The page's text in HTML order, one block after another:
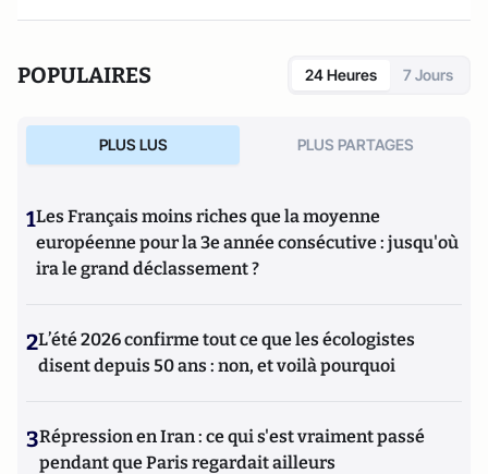
POPULAIRES 24 Heures 7 Jours
PLUS LUS PLUS PARTAGES
1Les Français moins riches que la moyenne
européenne pour la 3e année consécutive : jusqu'où
ira le grand déclassement ?
2L’été 2026 confirme tout ce que les écologistes
disent depuis 50 ans : non, et voilà pourquoi
3Répression en Iran : ce qui s'est vraiment passé
pendant que Paris regardait ailleurs